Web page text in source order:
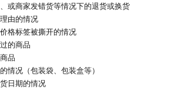
或商家发错货等情况下的退货或换货
由的情况
格标签被撕开的情况
的商品
品
情况（包装袋、包装盒等）
日期的情况